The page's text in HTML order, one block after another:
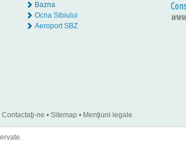
Bazna
Ocna Sibiului
Aeroport SBZ
Contactaţi-ne • Sitemap • Menţiuni legale